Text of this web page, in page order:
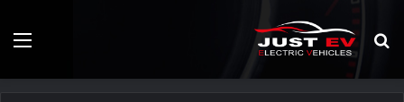
بحث
عن